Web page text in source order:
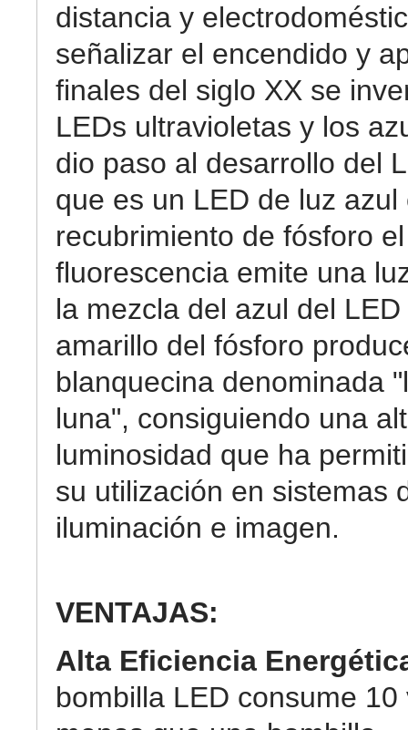
distancia y
señalizar el encendido y
finales del siglo XX se
LEDs ultravioletas y los
dio paso al desarrollo del
que es un LED de luz azul
recubrimiento de fósforo
fluorescencia emite una
la mezcla del azul del LED
amarillo del fósforo
blanquecina denominada
luna", consiguiendo una
luminosidad que ha
su utilización en sistemas
iluminación e imagen.
VENTAJAS:
Alta Eficiencia
bombilla LED consume 10